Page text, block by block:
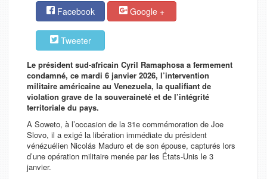
Facebook Google +
Tweeter
Le président sud-africain Cyril Ramaphosa a fermement
condamné, ce mardi 6 janvier 2026, l’intervention
militaire américaine au Venezuela, la qualifiant de
violation grave de la souveraineté et de l’intégrité
territoriale du pays.
A Soweto, à l’occasion de la 31e commémoration de Joe
Slovo, il a exigé la libération immédiate du président
vénézuélien Nicolás Maduro et de son épouse, capturés lors
d’une opération militaire menée par les États-Unis le 3
janvier.